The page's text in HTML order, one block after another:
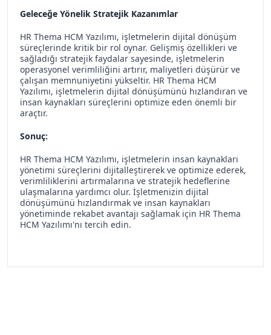
Geleceğe Yönelik Stratejik Kazanımlar
HR Thema HCM Yazılımı, işletmelerin dijital dönüşüm
süreçlerinde kritik bir rol oynar. Gelişmiş özellikleri ve
sağladığı stratejik faydalar sayesinde, işletmelerin
operasyonel verimliliğini artırır, maliyetleri düşürür ve
çalışan memnuniyetini yükseltir. HR Thema HCM
Yazılımı, işletmelerin dijital dönüşümünü hızlandıran ve
insan kaynakları süreçlerini optimize eden önemli bir
araçtır.
Sonuç:
HR Thema HCM Yazılımı, işletmelerin insan kaynakları
yönetimi süreçlerini dijitalleştirerek ve optimize ederek,
verimliliklerini artırmalarına ve stratejik hedeflerine
ulaşmalarına yardımcı olur. İşletmenizin dijital
dönüşümünü hızlandırmak ve insan kaynakları
yönetiminde rekabet avantajı sağlamak için HR Thema
HCM Yazılımı'nı tercih edin.